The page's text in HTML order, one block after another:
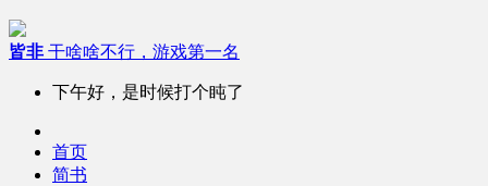
皆非 干啥啥不行，游戏第一名
下午好，是时候打个盹了
首页
简书